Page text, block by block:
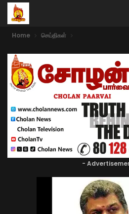
Home செய்திகள்
-